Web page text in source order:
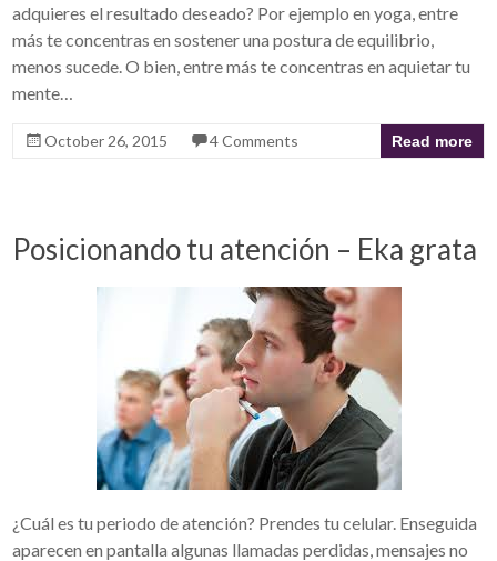
adquieres el resultado deseado? Por ejemplo en yoga, entre
más te concentras en sostener una postura de equilibrio,
menos sucede. O bien, entre más te concentras en aquietar tu
mente…
October 26, 2015 4 Comments Read more
Posicionando tu atención – Eka grata
¿Cuál es tu periodo de atención? Prendes tu celular. Enseguida
aparecen en pantalla algunas llamadas perdidas, mensajes no